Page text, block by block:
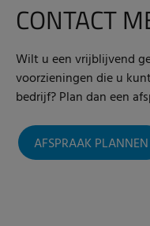
CONTACT
Wilt u een vrijblijvend
voorzieningen die u
bedrijf? Plan dan een
AFSPRAAK PLANNEN